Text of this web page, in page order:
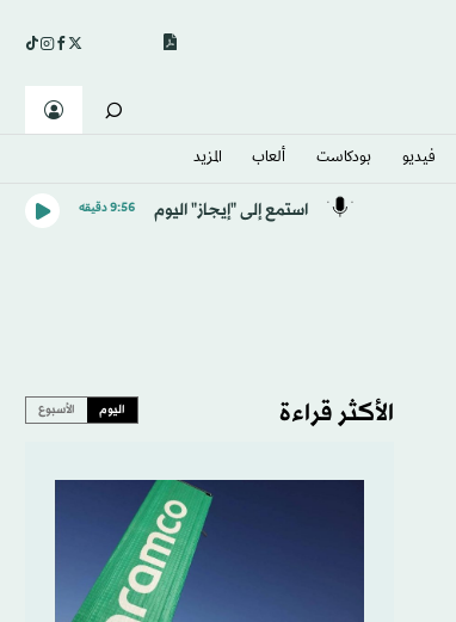
فيديو بودكاست ألعاب المزيد
استمع إلى "إيجاز" اليوم 9:56 دقيقه
الأكثر قراءة اليوم الأسبوع